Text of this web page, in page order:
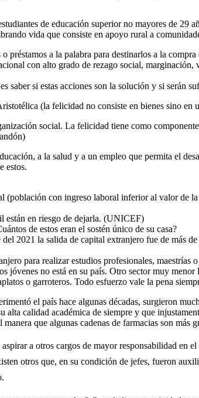
de educación superior no mayores de 29
vida que consiste en apoyo rural a
préstamos a la palabra para destinarlos a la
con alto grado de rezago social,
saber si estas acciones son la solución y si serán
(la felicidad no consiste en bienes sino en
social. La felicidad tiene como
a la salud y a un empleo que permita el
estos.
(población con ingreso laboral inferior al valor de
están en riesgo de dejarla. (UNICEF)
de estos eran el sostén único de su casa?
2021 la salida de capital extranjero fue de más
para realizar estudios profesionales, maestrías
no está en su país. Otro sector muy
o garroteros. Todo esfuerzo vale la pena
el país hace algunas décadas, surgieron
calidad académica de siempre y que
que algunas cadenas de farmacias son más
aspirar a otros cargos de mayor responsabilidad
otros que, en su condición de jefes, fueron